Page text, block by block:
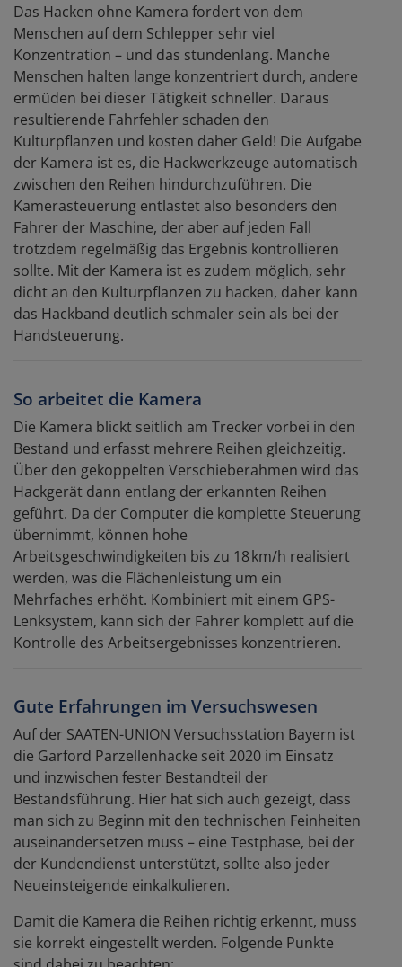
Das Hacken ohne Kamera fordert von dem
Menschen auf dem Schlepper sehr viel
Konzentration – und das stundenlang. Manche
Menschen halten lange konzentriert durch, andere
ermüden bei dieser Tätigkeit schneller. Daraus
resultierende Fahrfehler schaden den
Kulturpflanzen und kosten daher Geld! Die Aufgabe
der Kamera ist es, die Hackwerkzeuge automatisch
zwischen den Reihen hindurchzuführen. Die
Kamerasteuerung entlastet also besonders den
Fahrer der Maschine, der aber auf jeden Fall
trotzdem regelmäßig das Ergebnis kontrollieren
sollte. Mit der Kamera ist es zudem möglich, sehr
dicht an den Kulturpflanzen zu hacken, daher kann
das Hackband deutlich schmaler sein als bei der
Handsteuerung.
So arbeitet die Kamera
Die Kamera blickt seitlich am Trecker vorbei in den
Bestand und erfasst mehrere Reihen gleichzeitig.
Über den gekoppelten Verschieberahmen wird das
Hackgerät dann entlang der erkannten Reihen
geführt. Da der Computer die komplette Steuerung
übernimmt, können hohe
Arbeitsgeschwindigkeiten bis zu 18 km/h realisiert
werden, was die Flächenleistung um ein
Mehrfaches erhöht. Kombiniert mit einem GPS-
Lenksystem, kann sich der Fahrer komplett auf die
Kontrolle des Arbeitsergebnisses konzentrieren.
Gute Erfahrungen im Versuchswesen
Auf der SAATEN-UNION Versuchsstation Bayern ist
die Garford Parzellenhacke seit 2020 im Einsatz
und inzwischen fester Bestandteil der
Bestandsführung. Hier hat sich auch gezeigt, dass
man sich zu Beginn mit den technischen Feinheiten
auseinandersetzen muss – eine Testphase, bei der
der Kundendienst unterstützt, sollte also jeder
Neueinsteigende einkalkulieren.
Damit die Kamera die Reihen richtig erkennt, muss
sie korrekt eingestellt werden. Folgende Punkte